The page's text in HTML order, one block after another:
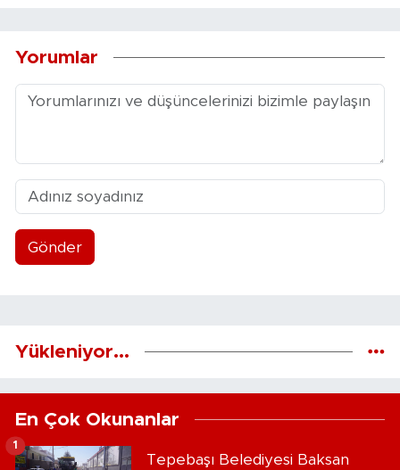
Yorumlar
Gönder
Yükleniyor...
En Çok Okunanlar
Tepebaşı Belediyesi Baksan
1